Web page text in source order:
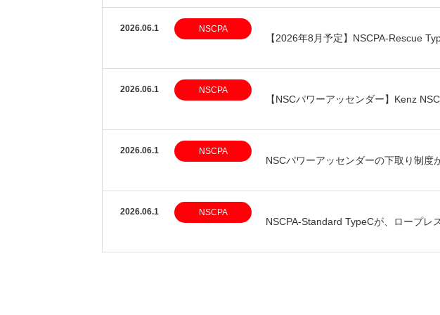
2026.06.1 NSCPA
【2026年8月予定】NSCPA-Rescue
2026.06.1 NSCPA
【NSCパワーアッセンダー】Kenz
2026.06.1 NSCPA
NSCパワーアッセンダーの下取り制度
2026.06.1 NSCPA
NSCPA-Standard TypeCが、ロープレ